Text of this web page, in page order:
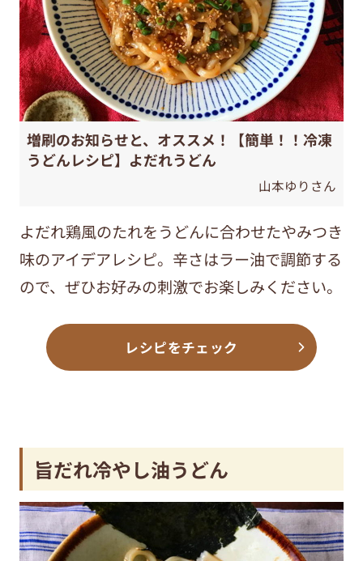
増刷のお知らせと、オススメ！【簡単！！冷凍
うどんレシピ】よだれうどん
山本ゆりさん
よだれ鶏風のたれをうどんに合わせたやみつき
味のアイデアレシピ。辛さはラー油で調節する
ので、ぜひお好みの刺激でお楽しみください。
レシピをチェック
旨だれ冷やし油うどん